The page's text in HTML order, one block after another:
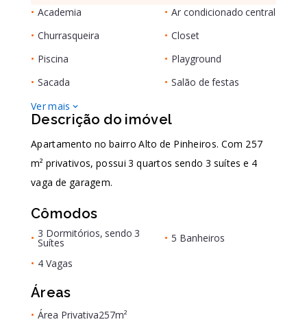
• Academia • Ar condicionado central
• Churrasqueira • Closet
• Piscina • Playground
• Sacada • Salão de festas
Ver mais
Descrição do imóvel
Apartamento no bairro Alto de Pinheiros. Com 257
m² privativos, possui 3 quartos sendo 3 suítes e 4
vaga de garagem.
Cômodos
• 3 Dormitórios, sendo 3
Suítes • 5 Banheiros
• 4 Vagas
Áreas
• Área Privativa257m²